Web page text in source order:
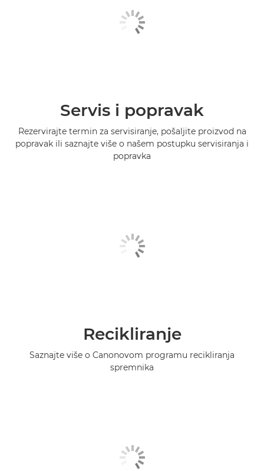
Servis i popravak
Rezervirajte termin za servisiranje, pošaljite proizvod na
popravak ili saznajte više o našem postupku servisiranja i
popravka
Recikliranje
Saznajte više o Canonovom programu recikliranja
spremnika